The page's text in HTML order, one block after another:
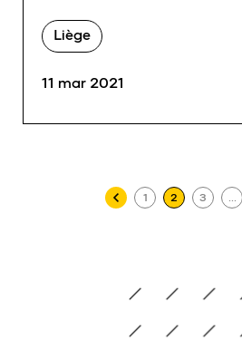
Liège
11 mar 2021
Pagination des
1 2 3 …